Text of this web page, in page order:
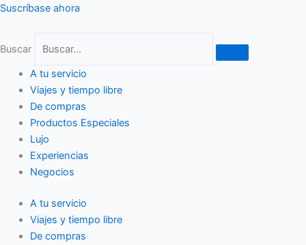
Ir
Suscríbase ahora
Buscar
A tu servicio
Viajes y tiempo libre
De compras
Productos Especiales
Lujo
Experiencias
Negocios
A tu servicio
Viajes y tiempo libre
De compras